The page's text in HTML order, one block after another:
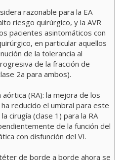
razonable para la EA
riesgo quirúrgico, y la AVR
pacientes asintomáticos con
en particular aquellos
de la tolerancia al
de la fracción de
2a para ambos).
aórtica (RA): la mejora de los
reducido el umbral para este
cirugía (clase 1) para la RA
de la función del
con disfunción del VI.
de borde a borde ahora se